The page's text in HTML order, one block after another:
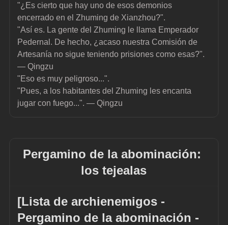
"¿Es cierto que hay uno de esos demonios
encerrado en el Zhuming de Xianzhou?".
"Así es. La gente del Zhuming le llama Emperador
Pedernal. De hecho, ¿acaso nuestra Comisión de
Artesanía no sigue teniendo prisiones como esas?".
— Qingzu
"Eso es muy peligroso...".
"Pues, a los habitantes del Zhuming les encanta
jugar con fuego...". — Qingzu
Pergamino de la abominación:
los tejealas
[Lista de archienemigos -
Pergamino de la abominación -